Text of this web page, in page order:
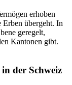
erhoben
Erben übergeht. In
geregelt,
Kantonen gibt.
der Schweiz